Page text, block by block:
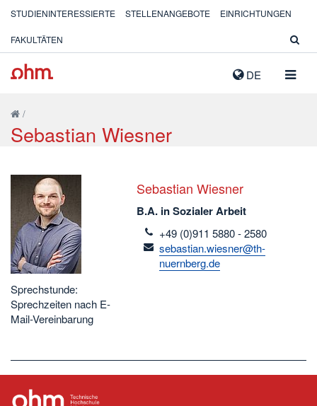
DE
STUDIENINTERESSIERTE STELLENANGEBOTE EINRICHTUNGEN
FAKULTÄTEN
/
Sebastian Wiesner
Sprechstunde:
Sprechzeiten nach E-
Mail-Vereinbarung
Sebastian Wiesner
B.A. in Sozialer Arbeit
telefon
+49 (0)911 5880 - 2580
email
sebastian.wiesner@th-
nuernberg.de